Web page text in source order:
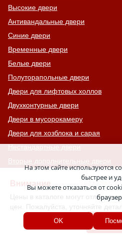
Внимание
Цены в каталоге могут
цен. Пожалуйста, уточняйте
Высокие двери
Антивандальные двери
Синие двери
Временные двери
Белые двери
Полуторапольные двери
Двери для лифтовых холлов
Двухконтурные двери
Двери в мусорокамеру
Двери для хозблока и сарая
Нестандартные двери
Вторые дополнительные двери
Двери престиж-класса
Двери комфорт-класса
Двери с 4-ым классом защиты
С узким стеклом
На этом сайте используются
быстрее и
Вы можете отказаться от
OK